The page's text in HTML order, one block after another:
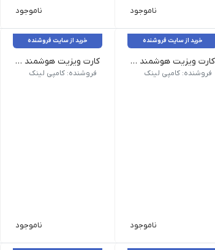
ناموجود ناموجود
خرید از سایت فروشنده
کارت ویزیت هوشمند QR _ پی‌وی‌سی 300 میکرون مات جنس: 300 میکرون PVC
فروشنده: کامپی لینک
ناموجود
خرید از سایت فروشنده
کارت ویزیت هوشمند QR _ پی‌وی‌سی 500 میکرون مات جنس: 500 میکرون PVC
فروشنده: کامپی لینک
ناموجود